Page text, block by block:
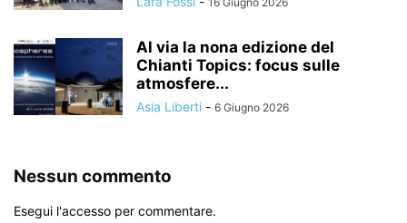
Al via la nona edizione del
Chianti Topics: focus sulle
atmosfere...
Asia Liberti - 6 Giugno 2026
Nessun commento
Esegui l'accesso per commentare.